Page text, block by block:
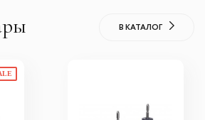
В КАТАЛОГ